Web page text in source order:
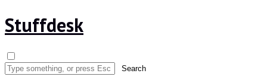
Stuffdesk